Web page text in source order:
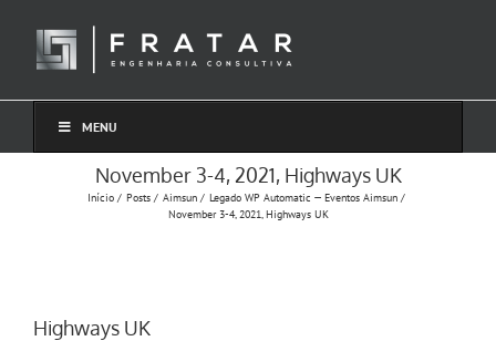
conteúdo
MENU
November 3-4, 2021, Highways UK
Início Posts Aimsun
Legado WP Automatic — Eventos Aimsun
November 3-4, 2021, Highways UK
Highways UK